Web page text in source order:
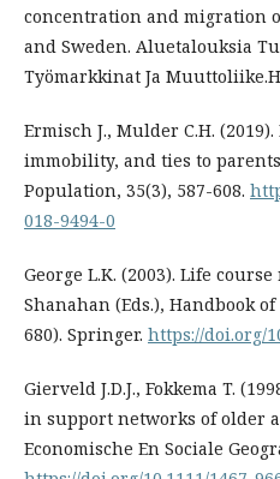
concentration and migration
and Sweden. Aluetalouksia
Työmarkkinat Ja
Ermisch J., Mulder C.H.
immobility, and ties to
Population, 35(3), 587-608.
018-9494-0
George L.K. (2003). Life
Shanahan (Eds.), Handbook
680). Springer. https://doi.org/
Gierveld J.D.J., Fokkema T.
in support networks of older
Economische En Sociale